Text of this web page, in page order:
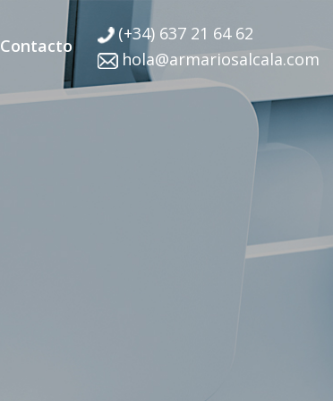
Contacto
(+34) 637 21 64 62
hola@armariosalcala.com